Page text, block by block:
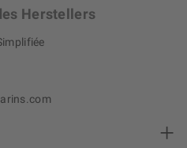
Herstellers